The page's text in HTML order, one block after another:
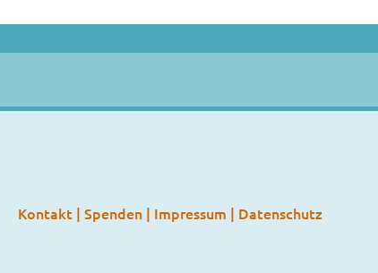
Kontakt | Spenden | Impressum | Datenschutz